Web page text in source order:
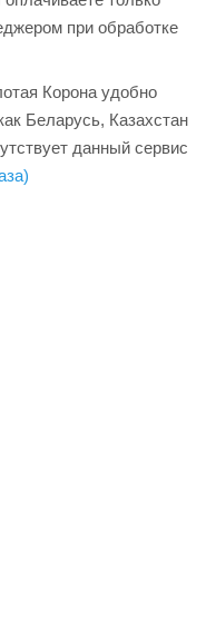
при обработке
Корона удобно
Беларусь, Казахстан
данный сервис